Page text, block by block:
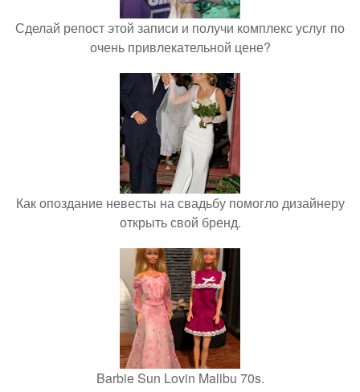
Сделай репост этой записи и получи комплекс услуг по
очень привлекательной цене?
Как опоздание невесты на свадьбу помогло дизайнеру
открыть свой бренд.
Barbie Sun Lovin Malibu 70s.